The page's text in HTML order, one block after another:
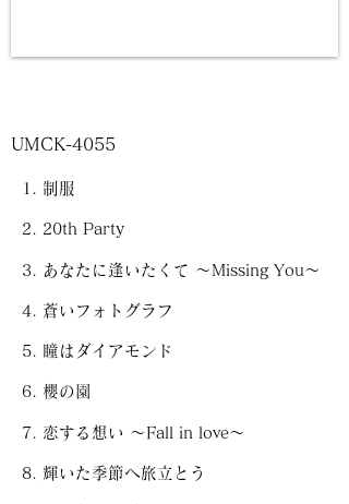
制服
20th Party
あなたに逢いたくて ～Missing You～
蒼いフォトグラフ
瞳はダイアモンド
櫻の園
恋する想い ～Fall in love～
輝いた季節へ旅立とう
UMCK-4055